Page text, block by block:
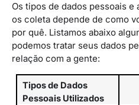
Os tipos de dados pessoais e
os coleta depende de como
por quê. Listamos abaixo
podemos tratar seus dados
relação com a gente:
Tiposde Dados
Pessoais Utilizados